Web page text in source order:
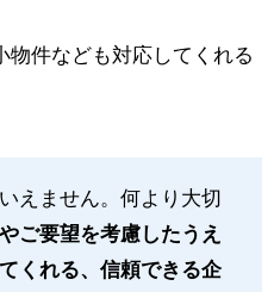
物件なども対応してくれる
えません。何より大切
ご要望を考慮したうえ
くれる、信頼できる企